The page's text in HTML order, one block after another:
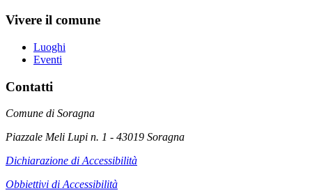
Vivere il comune
Luoghi
Eventi
Contatti
Comune di Soragna
Piazzale Meli Lupi n. 1 - 43019 Soragna
Dichiarazione di Accessibilità
Obbiettivi di Accessibilità